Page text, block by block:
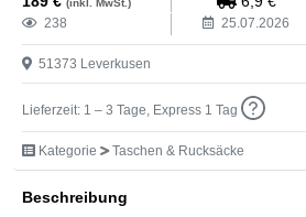
(inkl. MwSt.)
238 25.07.2026
51373 Leverkusen
Lieferzeit: 1 – 3 Tage, Express 1 Tag
Kategorie Taschen & Rucksäcke
Beschreibung